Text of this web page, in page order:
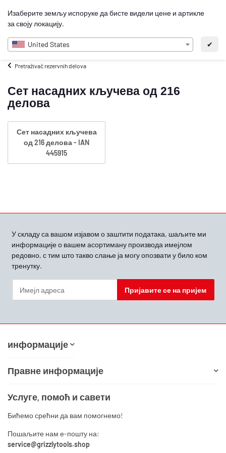
Изаберите земљу испоруке да бисте видели цене и артикле
за своју локацију.
United States ✔
SR
Pretraživač rezervnih delova
Сет насадних кључева од 216
делова
Сет насадних кључева
од 216 делова - IAN
445915
У складу са вашом изјавом о заштити података, шаљите ми
информације о вашем асортиману производа имејлом
редовно, с тим што такво слање ја могу опозвати у било ком
тренутку.
Пријавите се на пријем
информације
Правне информације
Услуге, помоћ и савети
Бићемо срећни да вам помогнемо!
Пошаљите нам е-пошту на:
service@grizzlytools.shop